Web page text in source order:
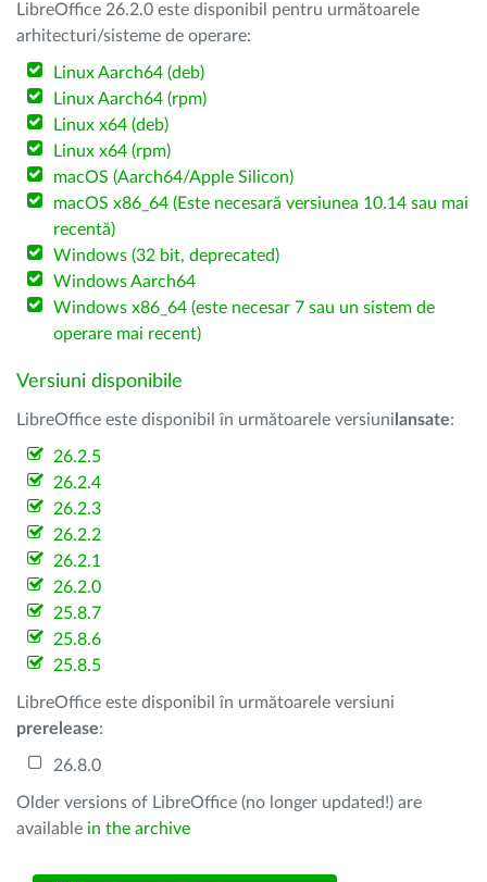
LibreOffice 26.2.0 este disponibil pentru următoarele
arhitecturi/sisteme de operare:
Linux Aarch64 (deb)
Linux Aarch64 (rpm)
Linux x64 (deb)
Linux x64 (rpm)
macOS (Aarch64/Apple Silicon)
macOS x86_64 (Este necesară versiunea 10.14 sau mai
recentă)
Windows (32 bit, deprecated)
Windows Aarch64
Windows x86_64 (este necesar 7 sau un sistem de
operare mai recent)
Versiuni disponibile
LibreOffice este disponibil în următoarele versiuni lansate:
26.2.5
26.2.4
26.2.3
26.2.2
26.2.1
26.2.0
25.8.7
25.8.6
25.8.5
LibreOffice este disponibil în următoarele versiuni
prerelease:
26.8.0
Older versions of LibreOffice (no longer updated!) are
available in the archive